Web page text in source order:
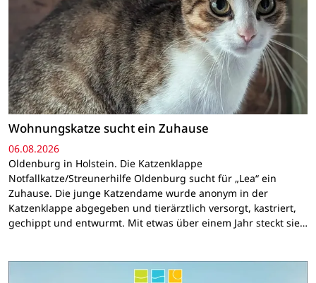
Wohnungskatze sucht ein Zuhause
06.08.2026
Oldenburg in Holstein. Die Katzenklappe
Notfallkatze/Streunerhilfe Oldenburg sucht für „Lea“ ein
Zuhause. Die junge Katzendame wurde anonym in der
Katzenklappe abgegeben und tierärztlich versorgt, kastriert,
gechippt und entwurmt. Mit etwas über einem Jahr steckt sie…